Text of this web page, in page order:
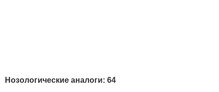
Нозологические аналоги: 64